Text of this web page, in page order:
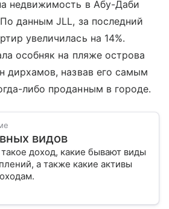
недвижимость в Абу-Даби
данным JLL, за последний
увеличилась на 14%.
особняк на пляже острова
дирхамов, назвав его самым
либо проданным в городе.
видов
доход, какие бывают виды
а также какие активы